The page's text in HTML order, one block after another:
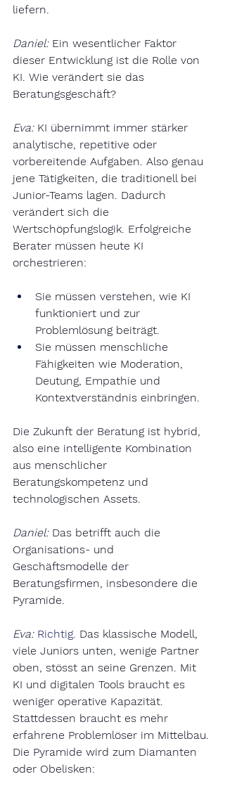
liefern.
Daniel: Ein wesentlicher Faktor
dieser Entwicklung ist die Rolle von
KI. Wie verändert sie das
Beratungsgeschäft?
Eva: KI übernimmt immer stärker
analytische, repetitive oder
vorbereitende Aufgaben. Also genau
jene Tätigkeiten, die traditionell bei
Junior-Teams lagen. Dadurch
verändert sich die
Wertschöpfungslogik. Erfolgreiche
Berater müssen heute KI
orchestrieren:
Sie müssen verstehen, wie KI
funktioniert und zur
Problemlösung beiträgt.
Sie müssen menschliche
Fähigkeiten wie Moderation,
Deutung, Empathie und
Kontextverständnis einbringen.
Die Zukunft der Beratung ist hybrid,
also eine intelligente Kombination
aus menschlicher
Beratungskompetenz und
technologischen Assets.
Daniel: Das betrifft auch die
Organisations- und
Geschäftsmodelle der
Beratungsfirmen, insbesondere die
Pyramide.
Eva: Richtig. Das klassische Modell,
viele Juniors unten, wenige Partner
oben, stösst an seine Grenzen. Mit
KI und digitalen Tools braucht es
weniger operative Kapazität.
Stattdessen braucht es mehr
erfahrene Problemlöser im Mittelbau.
Die Pyramide wird zum Diamanten
oder Obelisken: